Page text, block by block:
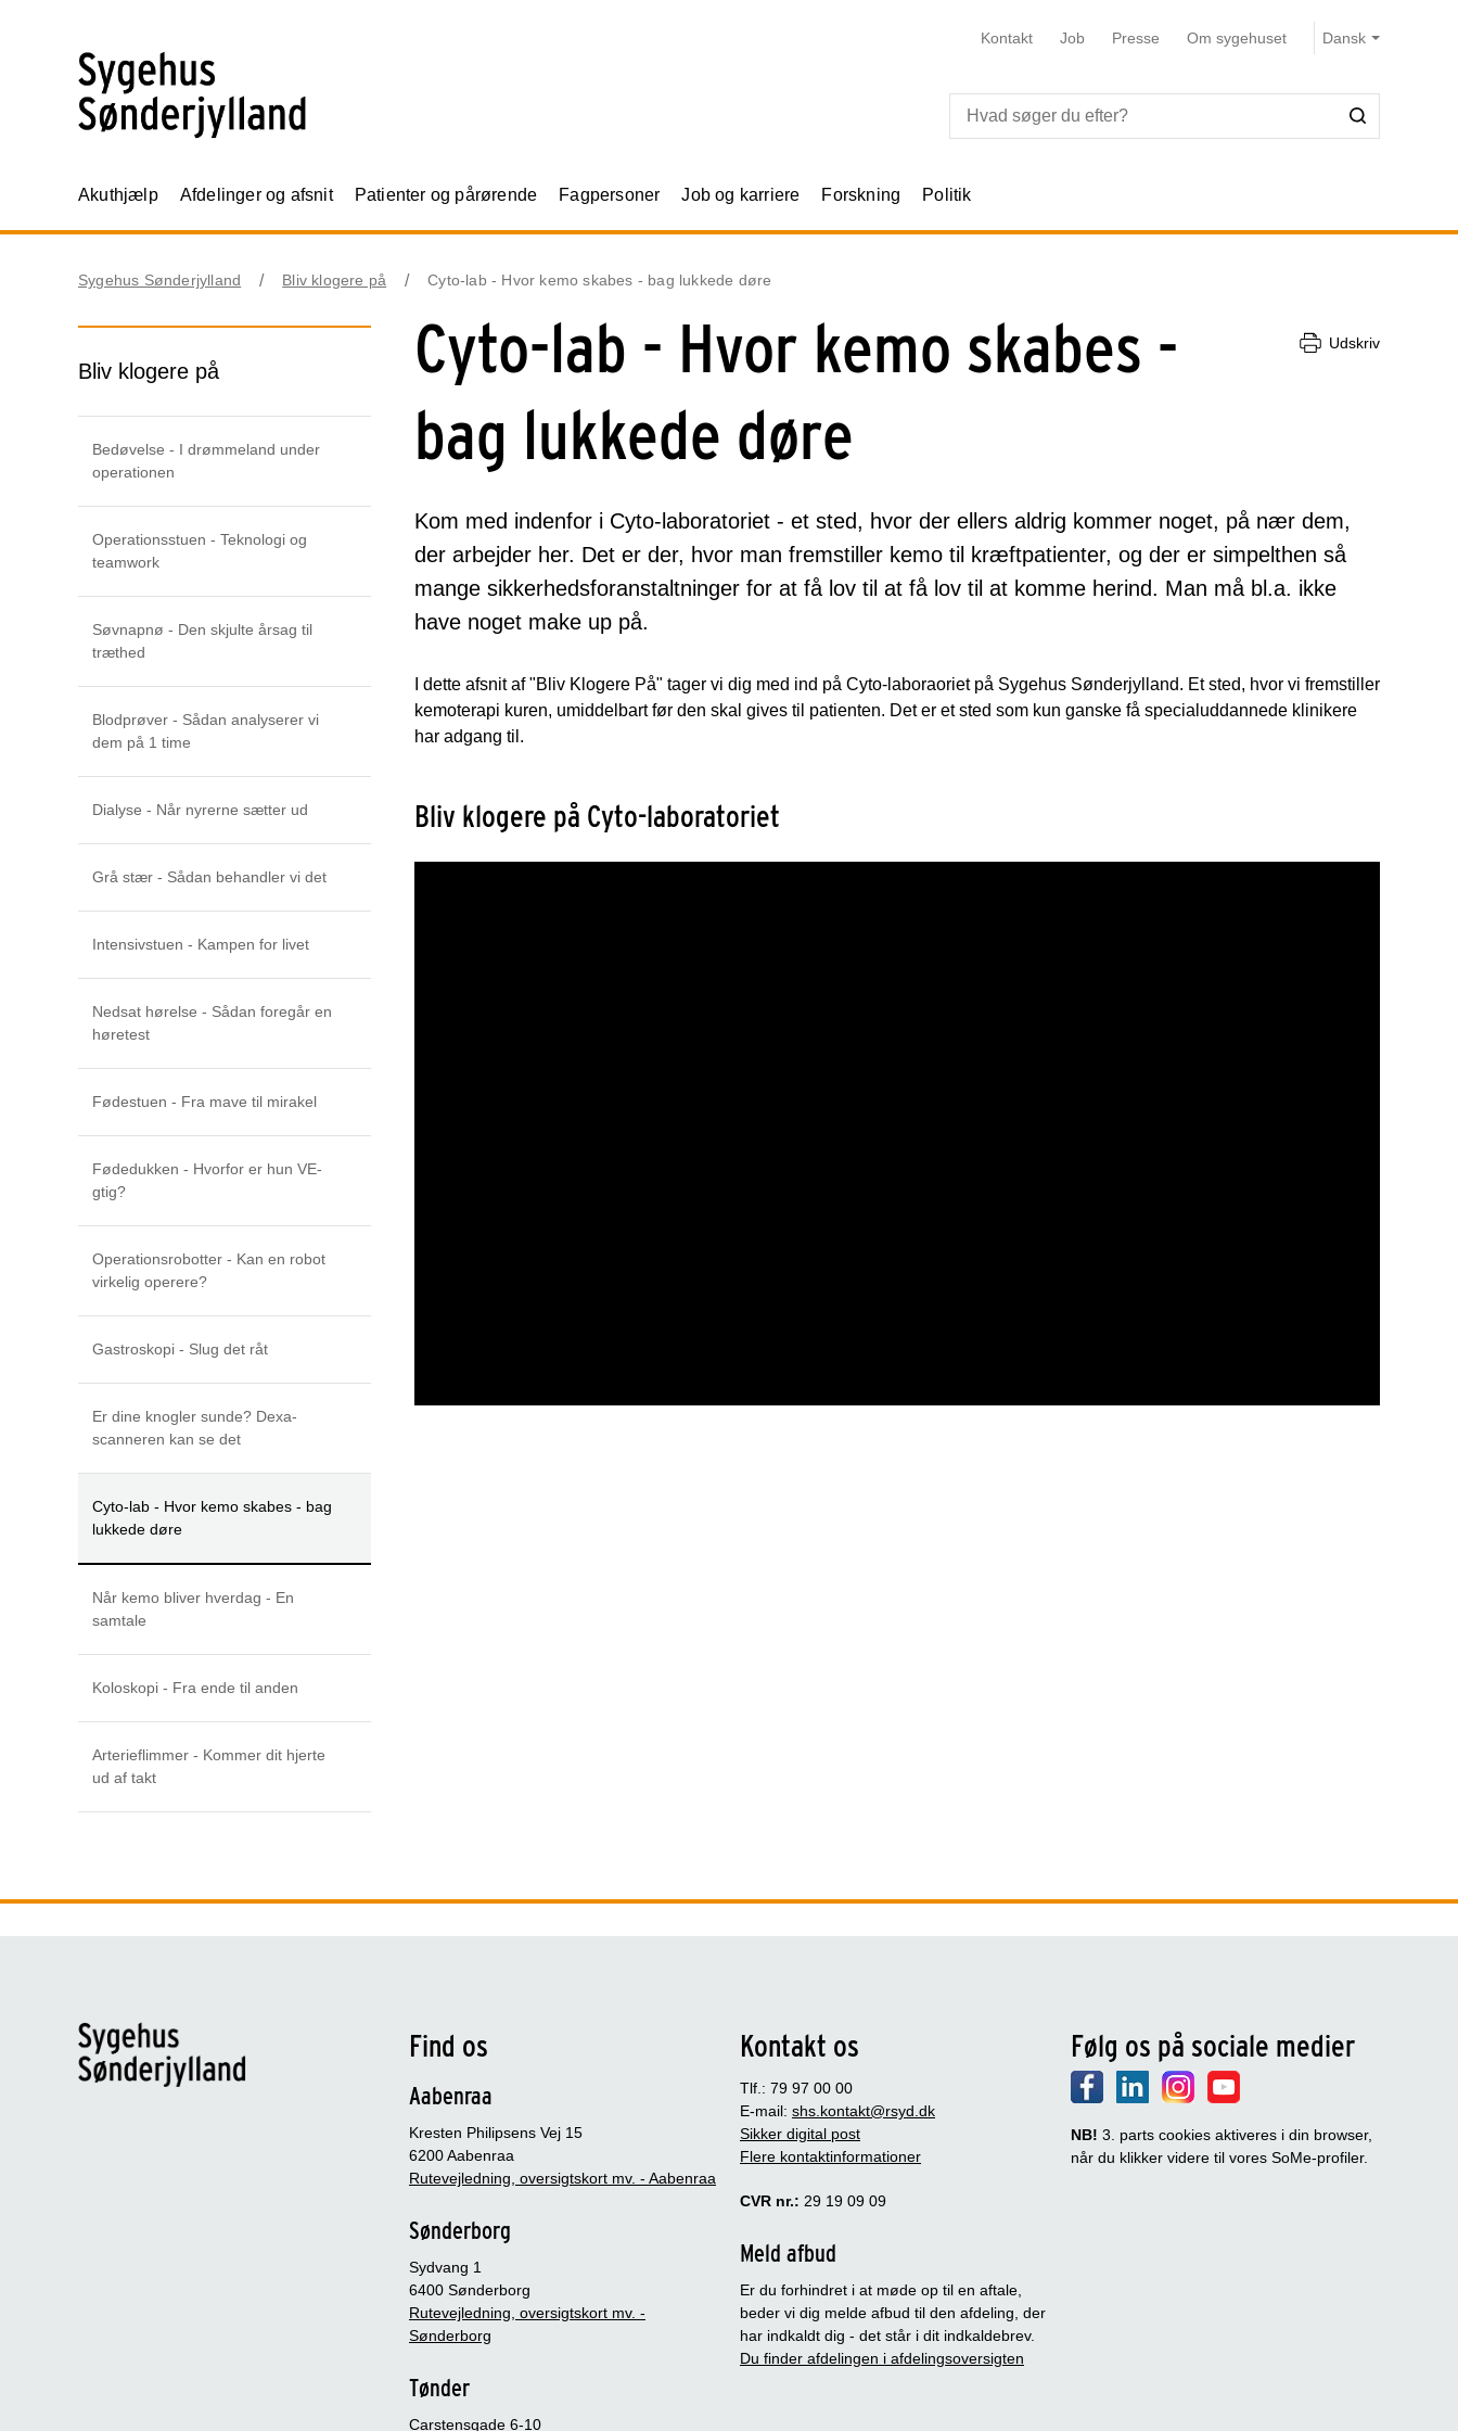
Kontakt Job Presse Om sygehuset
Akuthjælp Afdelinger og afsnit Patienter og pårørende Fagpersoner Job og karriere Forskning Politik
Sygehus Sønderjylland Bliv klogere på Cyto-lab - Hvor kemo skabes - bag lukkede døre
Bliv klogere på
Bedøvelse - I drømmeland under
operationen
Operationsstuen - Teknologi og
teamwork
Søvnapnø - Den skjulte årsag til
træthed
Blodprøver - Sådan analyserer vi
dem på 1 time
Dialyse - Når nyrerne sætter ud
Grå stær - Sådan behandler vi det
Intensivstuen - Kampen for livet
Nedsat hørelse - Sådan foregår en
høretest
Fødestuen - Fra mave til mirakel
Fødedukken - Hvorfor er hun VE-
gtig?
Operationsrobotter - Kan en robot
virkelig operere?
Gastroskopi - Slug det råt
Er dine knogler sunde? Dexa-
scanneren kan se det
Cyto-lab - Hvor kemo skabes - bag
lukkede døre
Når kemo bliver hverdag - En
samtale
Koloskopi - Fra ende til anden
Arterieflimmer - Kommer dit hjerte
ud af takt
Cyto-lab - Hvor kemo skabes -
bag lukkede døre
Udskriv
Kom med indenfor i Cyto-laboratoriet - et sted, hvor der ellers aldrig kommer noget, på nær dem,
der arbejder her. Det er der, hvor man fremstiller kemo til kræftpatienter, og der er simpelthen så
mange sikkerhedsforanstaltninger for at få lov til at få lov til at komme herind. Man må bl.a. ikke
have noget make up på.
I dette afsnit af "Bliv Klogere På" tager vi dig med ind på Cyto-laboraoriet på Sygehus Sønderjylland. Et sted, hvor vi fremstiller
kemoterapi kuren, umiddelbart før den skal gives til patienten. Det er et sted som kun ganske få specialuddannede klinikere
har adgang til.
Bliv klogere på Cyto-laboratoriet
Find os
Aabenraa
Kresten Philipsens Vej 15
6200 Aabenraa
Rutevejledning, oversigtskort mv. - Aabenraa
Sønderborg
Sydvang 1
6400 Sønderborg
Rutevejledning, oversigtskort mv. -
Sønderborg
Tønder
Carstensgade 6-10
Kontakt os
Tlf.: 79 97 00 00
E-mail: shs.kontakt@rsyd.dk
Sikker digital post
Flere kontaktinformationer
CVR nr.: 29 19 09 09
Meld afbud
Er du forhindret i at møde op til en aftale,
beder vi dig melde afbud til den afdeling, der
har indkaldt dig - det står i dit indkaldebrev.
Du finder afdelingen i afdelingsoversigten
Følg os på sociale medier
NB! 3. parts cookies aktiveres i din browser,
når du klikker videre til vores SoMe-profiler.